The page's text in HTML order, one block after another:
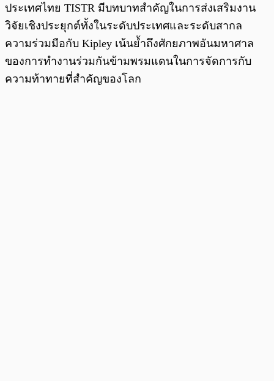
ประเทศไทย TISTR มีบทบาทสำคัญในการส่งเสริมงาน
วิจัยเชิงประยุกต์ทั้งในระดับประเทศและระดับสากล
ความร่วมมือกับ Kipley เน้นย้ำถึงศักยภาพอันมหาศาล
ของการทำงานร่วมกันข้ามพรมแดนในการจัดการกับ
ความท้าทายที่สำคัญของโลก